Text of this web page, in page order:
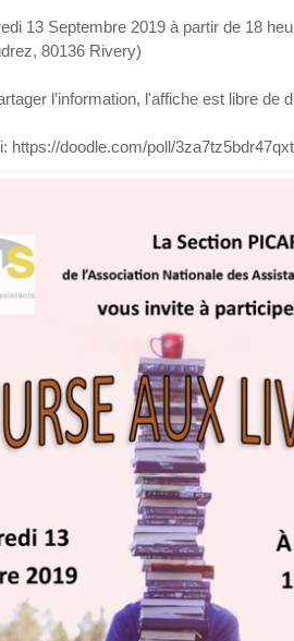
13 Septembre 2019 à partir de 18
80136 Rivery)
l’information, l'affiche est libre de
https://doodle.com/poll/